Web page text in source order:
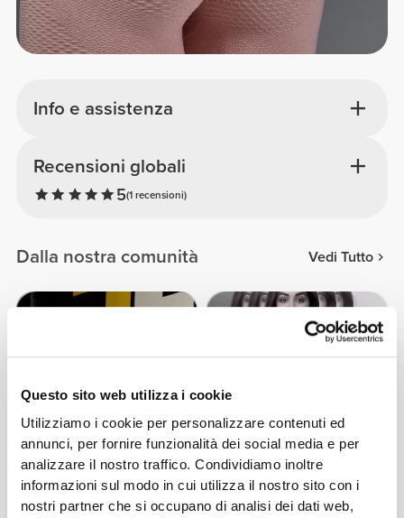
Questo sito web utilizza i cookie
Utilizziamo i cookie per personalizzare contenuti ed
annunci, per fornire funzionalità dei social media e per
analizzare il nostro traffico. Condividiamo inoltre
informazioni sul modo in cui utilizza il nostro sito con i
nostri partner che si occupano di analisi dei dati web,
Info e assistenza
Recensioni globali
5(1 recensioni)
Dalla nostra comunità Vedi Tutto
1
Maria
paulette